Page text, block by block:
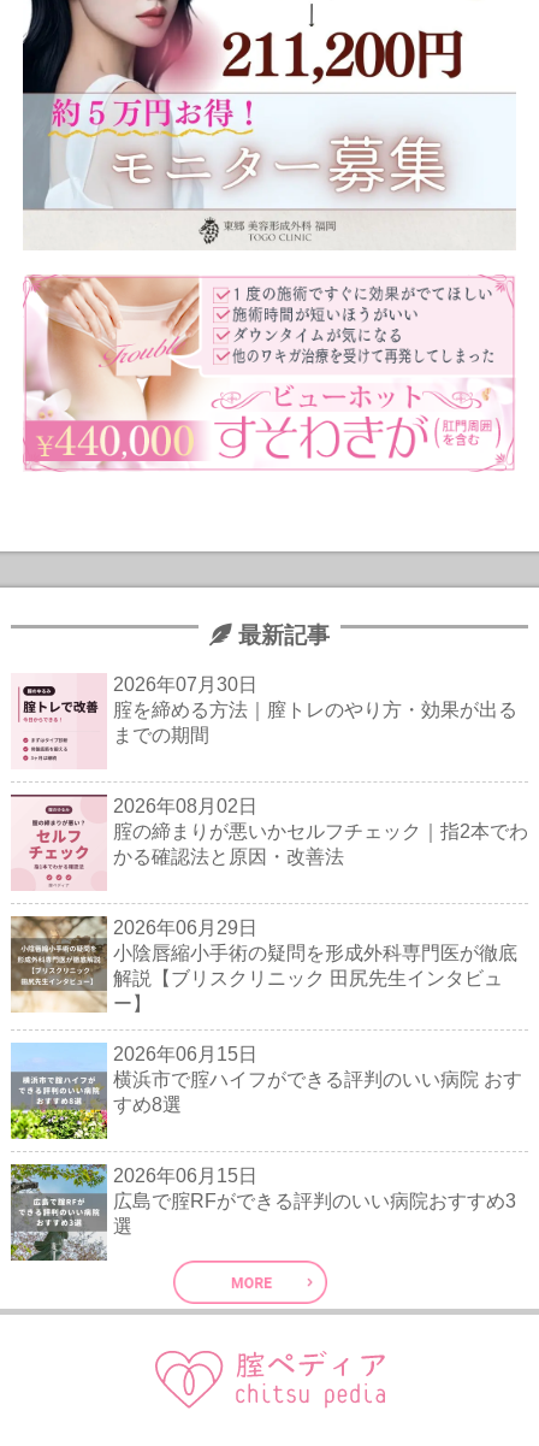
最新記事
2026年07月30日
腟を締める方法｜膣トレのやり方・効果が出る
までの期間
2026年08月02日
腟の締まりが悪いかセルフチェック｜指2本でわ
かる確認法と原因・改善法
2026年06月29日
小陰唇縮小手術の疑問を形成外科専門医が徹底
解説【ブリスクリニック 田尻先生インタビュ
ー】
2026年06月15日
横浜市で腟ハイフができる評判のいい病院 おす
すめ8選
2026年06月15日
広島で腟RFができる評判のいい病院おすすめ3
選